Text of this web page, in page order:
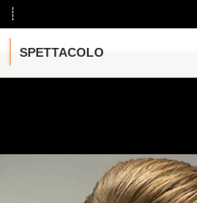
SPETTACOLO